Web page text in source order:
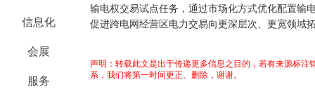
信息化
会展
服务
输电权交易试点任务，通过市场化方式优化配置输
促进跨电网经营区电力交易向更深层次、更宽领域
声明：转载此文是出于传递更多信息之目的，若有来源标
系，我们将第一时间更正、删除，谢谢。